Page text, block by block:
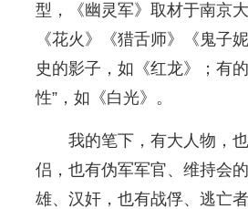
型，《幽灵军》取材于南京
《花火》《猎舌师》《鬼子
史的影子，如《红龙》；有
性”，如《白光》。
我的笔下，有大人物，
侣，也有伪军军官、维持会
雄、汉奸，也有战俘、逃亡